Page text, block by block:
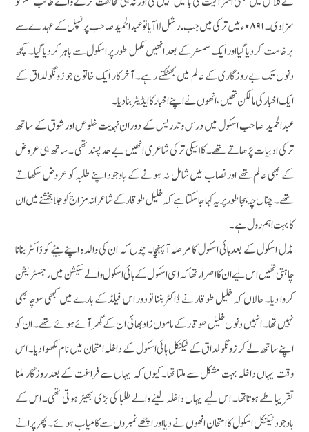
سزا دی۔ ۰۸۹۱ء میں ترکی میں جب مارشل لا آیا تو عبدالحمید صاحب پرنسپل کے عہدے سے
برخاست کردیا گیااور ایک سمسٹر کے بعد انھیں مکمل طور پر اسکول سے باہر کردیا گیا۔ کچھ
دنوں تک بے روزگاری کے عالم میں بھٹکتے رہے۔ آخر کار ایک خاتون جو زونگو لداق کے
ایک اخبار کی مالکن تھیں، انھوں نے اپنے اخبار کا ایڈیٹر بنا دیا۔
عبدالحمید صاحب اسکول میں درس و تدریس کے دوران نہایت خلوص اور شوق کے ساتھ
ترکی ادبیات پڑھاتے تھے۔ کلاسیکی ترکی شاعری انھیں بے حدپسندتھی ۔ ساتھ ہی عروض
کے بھی عالم تھے اور نصاب میں شامل نہ ہونے کے باوجود اپنے طلبہ کو عروض سکھاتے
تھے۔ چناں چہ بجا طور پر یہ کہا جاسکتا ہے کہ خلیل طوقار کے شاعرانہ مزاج کو جلابخشنے میں ان
کا بہت اہم رول ہے۔
مڈل اسکول کے بعدہائی اسکول کا مرحلہ آپہنچا۔ چوں کہ ان کی والدہ اپنے بیٹے کو ڈاکٹر بنانا
چاہتی تھیں اس لیے ان کا اصرار تھاکہ اسی اسکول کے ہائی اسکول والے سیکشن میں رجسٹریشن
کروا دیا۔ حالاں کہ خلیل طوقار نے ڈاکٹر بننا تو دور اس فیلڈ کے بارے میں کبھی سوچا بھی
نہیں تھا۔ انہیں دنوں خلیل طوقار کے ماموں زادبھائی ان کے گھر آئے ہوئے تھے۔ ان کو
اپنے ساتھ لے کر زونگو لداق کے ٹیکنیکل ہائی اسکول کے داخلہ امتحان میں نام لکھوا دیا۔ اس
وقت یہاں داخلہ بہت مشکل سے ملتا تھا۔ کیوں کہ یہاں سے فراغت کے بعد روزگار ملنا
تقریبا طے ہوتاتھا۔ اس لیے یہاں داخلہ لینے والے طلبا کی بڑی بھیڑ ہوتی تھی۔ اس کے
باوجود ٹیکنیکل اسکول کا امتحان انھوں نے دیا اور اچھے نمبروں سے کامیاب ہوئے۔ پھر پرانے